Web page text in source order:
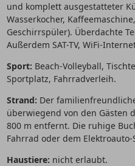
und komplett ausgestatteter
Wasserkocher,
Geschirrspüler). Überdachte
Außerdem SAT-TV, WiFi-
Sport: Beach-Volleyball,
Sportplatz, Fahrradverleih.
Strand: Der
überwiegend von den Gästen
800 m entfernt. Die ruhige
Fahrrad oder dem
Haustiere: nicht erlaubt.